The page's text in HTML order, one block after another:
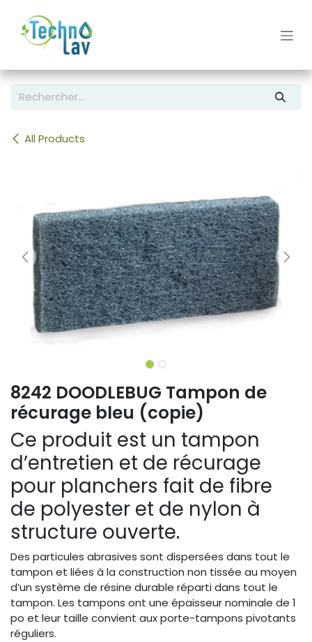
All Products
8242 DOODLEBUG Tampon de
récurage bleu (copie)
Ce produit est un tampon
d’entretien et de récurage
pour planchers fait de fibre
de polyester et de nylon à
structure ouverte.
Des particules abrasives sont dispersées dans tout le
tampon et liées à la construction non tissée au moyen
d’un système de résine durable réparti dans tout le
tampon. Les tampons ont une épaisseur nominale de 1
po et leur taille convient aux porte-tampons pivotants
réguliers.